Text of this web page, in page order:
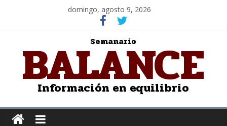
domingo, agosto 9, 2026
Semanario
BALANCE
Información en equilibrio